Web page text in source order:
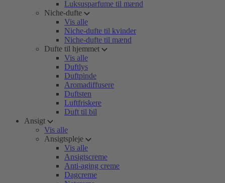
Luksusparfume til mænd
Niche-dufte
Vis alle
Niche-dufte til kvinder
Niche-dufte til mænd
Dufte til hjemmet
Vis alle
Duftlys
Duftpinde
Aromadiffusere
Duftsten
Luftfriskere
Duft til bil
Ansigt
Vis alle
Ansigtspleje
Vis alle
Ansigtscreme
Anti-aging creme
Dagcreme